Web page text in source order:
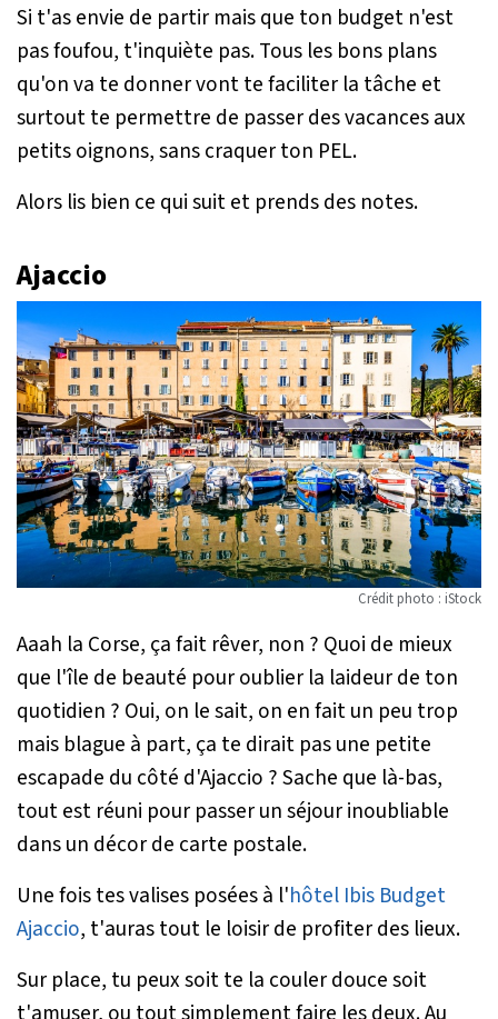
Si t'as envie de partir mais que ton budget n'est
pas foufou, t'inquiète pas. Tous les bons plans
qu'on va te donner vont te faciliter la tâche et
surtout te permettre de passer des vacances aux
petits oignons, sans craquer ton PEL.
Alors lis bien ce qui suit et prends des notes.
Ajaccio
Crédit photo : iStock
Aaah la Corse, ça fait rêver, non ? Quoi de mieux
que l'île de beauté pour oublier la laideur de ton
quotidien ? Oui, on le sait, on en fait un peu trop
mais blague à part, ça te dirait pas une petite
escapade du côté d'Ajaccio ? Sache que là-bas,
tout est réuni pour passer un séjour inoubliable
dans un décor de carte postale.
Une fois tes valises posées à l'hôtel Ibis Budget
Ajaccio, t'auras tout le loisir de profiter des lieux.
Sur place, tu peux soit te la couler douce soit